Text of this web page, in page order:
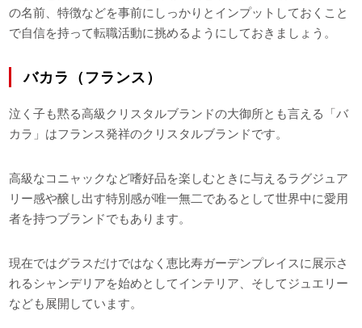
の名前、特徴などを事前にしっかりとインプットしておくこと
で自信を持って転職活動に挑めるようにしておきましょう。
バカラ（フランス）
泣く子も黙る高級クリスタルブランドの大御所とも言える「バ
カラ」はフランス発祥のクリスタルブランドです。
高級なコニャックなど嗜好品を楽しむときに与えるラグジュア
リー感や醸し出す特別感が唯一無二であるとして世界中に愛用
者を持つブランドでもあります。
現在ではグラスだけではなく恵比寿ガーデンプレイスに展示さ
れるシャンデリアを始めとしてインテリア、そしてジュエリー
なども展開しています。